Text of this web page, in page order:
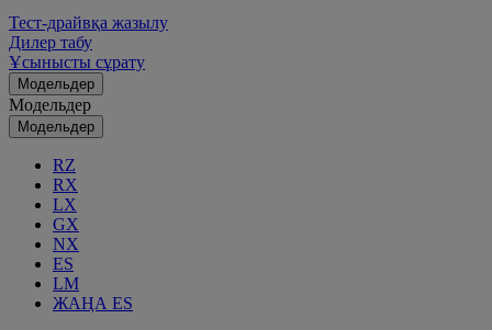
Тест-драйвқа жазылу
Дилер табу
Ұсынысты сұрату
Модельдер
Модельдер
Модельдер
RZ
RX
LX
GX
NX
ES
LM
ЖАҢА ES